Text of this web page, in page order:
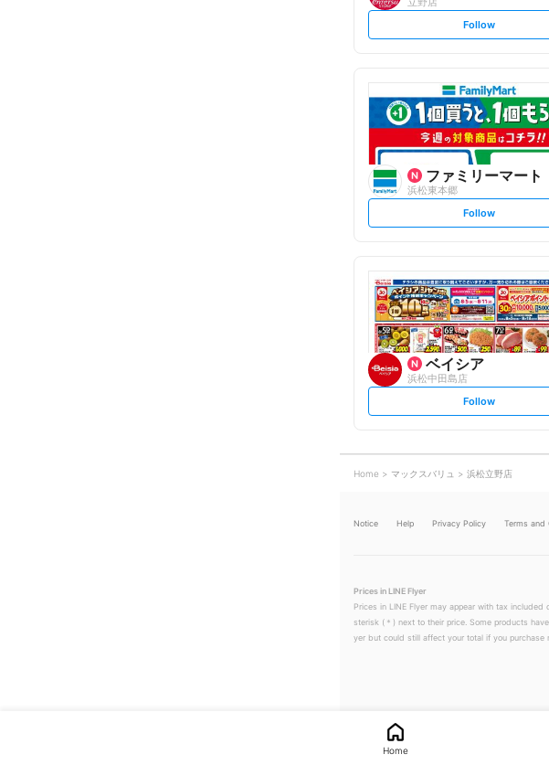
s
t
l
o
w
Follow
ファミリーマート
浜松東本郷
s
t
o
w
Follow
ベイシア
浜松中田島店
s
t
o
w
Follow
Home マックスバリュ 浜松立野店
Notice Help Privacy Policy Terms and
Prices in LINE Flyer
Prices in LINE Flyer may appear with tax
sterisk (＊) next to their price. Some products
yer but could still affect your total if you purchase
Home